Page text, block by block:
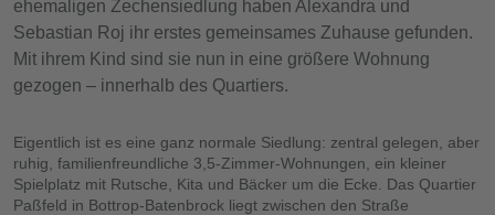
ehemaligen Zechensiedlung haben Alexandra und
Sebastian Roj ihr erstes gemeinsames Zuhause gefunden.
Mit ihrem Kind sind sie nun in eine größere Wohnung
gezogen – innerhalb des Quartiers.
Eigentlich ist es eine ganz normale Siedlung: zentral gelegen, aber
ruhig, familienfreundliche 3,5-Zimmer-Wohnungen, ein kleiner
Spielplatz mit Rutsche, Kita und Bäcker um die Ecke. Das Quartier
Paßfeld in Bottrop-Batenbrock liegt zwischen den Straße